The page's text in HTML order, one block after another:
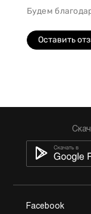
Будем
Оставить
Facebook